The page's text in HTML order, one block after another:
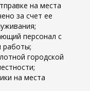
на места
за счет ее
персонал с
работы;
городской
на места